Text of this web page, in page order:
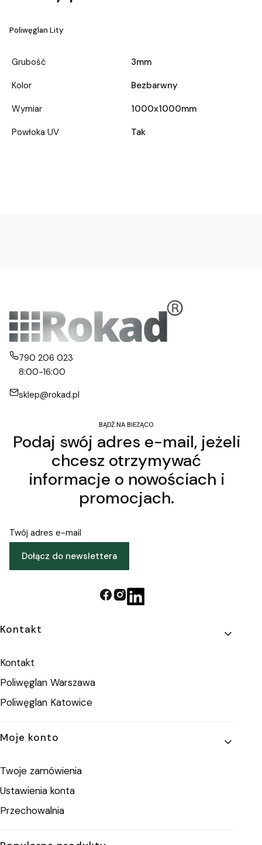
Poliwęglan Lity
Grubość
3mm
Kolor
Bezbarwny
Wymiar
1000x1000mm
Powłoka UV
Tak
790 206 023
8:00-16:00
sklep@rokad.pl
BĄDŹ NA BIEŻĄCO
Podaj swój adres e-mail, jeżeli
chcesz otrzymywać
informacje o nowościach i
promocjach.
Twój adres e-mail
Dołącz do newslettera
Linki w stopce
Kontakt
Kontakt
Poliwęglan Warszawa
Poliwęglan Katowice
Moje konto
Twoje zamówienia
Ustawienia konta
Przechowalnia